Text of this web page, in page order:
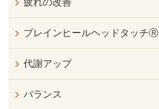
疲れの改善
ブレインヒールヘッドタッチⓇ
代謝アップ
バランス